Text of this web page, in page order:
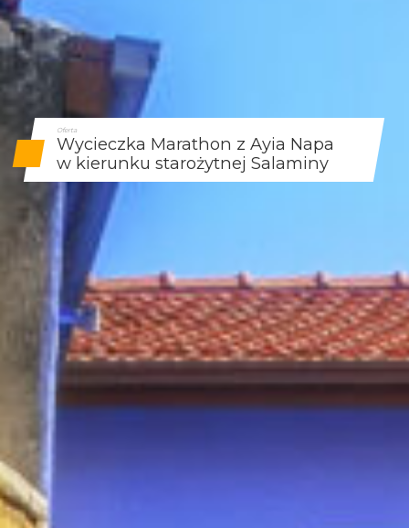
Oferta
Wycieczka Marathon z Ayia Napa
w kierunku starożytnej Salaminy